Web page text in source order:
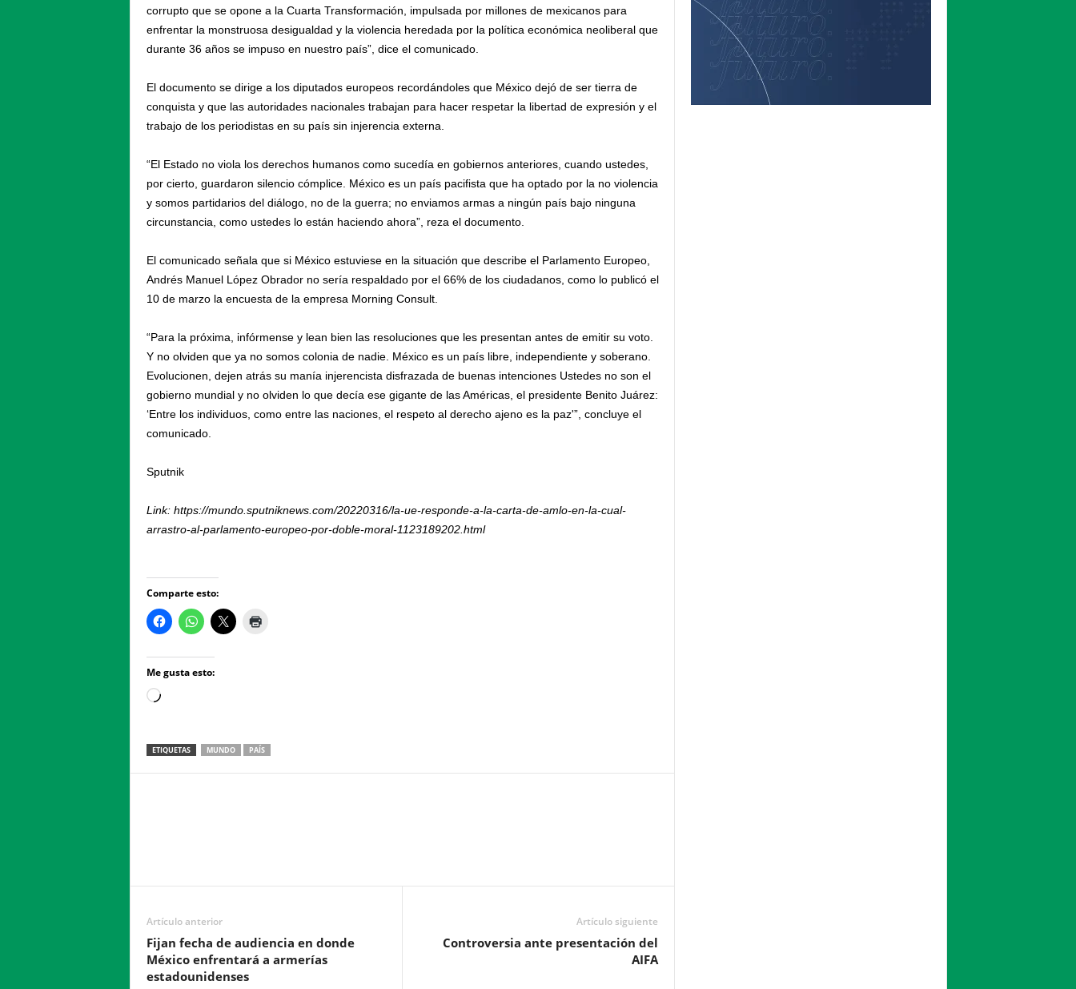
corrupto que se opone a la Cuarta Transformación, impulsada por millones de mexicanos para
enfrentar la monstruosa desigualdad y la violencia heredada por la política económica neoliberal que
durante 36 años se impuso en nuestro país”, dice el comunicado.
El documento se dirige a los diputados europeos recordándoles que México dejó de ser tierra de
conquista y que las autoridades nacionales trabajan para hacer respetar la libertad de expresión y el
trabajo de los periodistas en su país sin injerencia externa.
“El Estado no viola los derechos humanos como sucedía en gobiernos anteriores, cuando ustedes,
por cierto, guardaron silencio cómplice. México es un país pacifista que ha optado por la no violencia
y somos partidarios del diálogo, no de la guerra; no enviamos armas a ningún país bajo ninguna
circunstancia, como ustedes lo están haciendo ahora”, reza el documento.
El comunicado señala que si México estuviese en la situación que describe el Parlamento Europeo,
Andrés Manuel López Obrador no sería respaldado por el 66% de los ciudadanos, como lo publicó el
10 de marzo la encuesta de la empresa Morning Consult.
“Para la próxima, infórmense y lean bien las resoluciones que les presentan antes de emitir su voto.
Y no olviden que ya no somos colonia de nadie. México es un país libre, independiente y soberano.
Evolucionen, dejen atrás su manía injerencista disfrazada de buenas intenciones Ustedes no son el
gobierno mundial y no olviden lo que decía ese gigante de las Américas, el presidente Benito Juárez:
‘Entre los individuos, como entre las naciones, el respeto al derecho ajeno es la paz'”, concluye el
comunicado.
Sputnik
Link: https://mundo.sputniknews.com/20220316/la-ue-responde-a-la-carta-de-amlo-en-la-cual-
arrastro-al-parlamento-europeo-por-doble-moral-1123189202.html
Comparte esto:
Me gusta esto:
Loading…
ETIQUETAS MUNDO PAÍS
Artículo anterior
Fijan fecha de audiencia en donde
México enfrentará a armerías
estadounidenses
Artículo siguiente
Controversia ante presentación del
AIFA